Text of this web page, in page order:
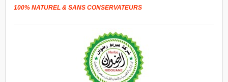
100% NATUREL & SANS CONSERVATEURS